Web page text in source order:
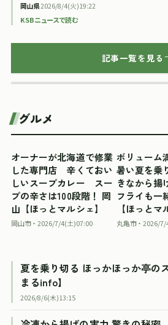
岡山県2026/8/4(火)19:22
KSBニュースで読む
記事一覧を見る
グルメ
オーナーが北海道で修業
した専門店 辛くておい
しいスープカレー スー
プの辛さは100段階！ 岡
山【ほっとマルシェ】
岡山市 ・ 2026/7/4(土)07:00
ボリューム
暑い夏を乗
きなから揚
フライも
【ほっとマ
丸亀市 ・ 2026/
夏を乗り切る ほっかほっか亭
まるinfo】
2026/8/6(木)13:15